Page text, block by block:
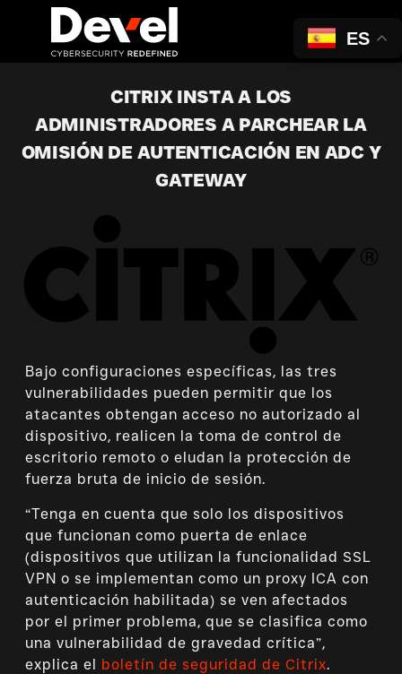
CITRIX INSTA A LOS
ADMINISTRADORES A PARCHEAR LA
OMISIÓN DE AUTENTICACIÓN EN ADC Y
GATEWAY
Bajo configuraciones específicas, las tres
vulnerabilidades pueden permitir que los
atacantes obtengan acceso no autorizado al
dispositivo, realicen la toma de control de
escritorio remoto o eludan la protección de
fuerza bruta de inicio de sesión.
“Tenga en cuenta que solo los dispositivos
que funcionan como puerta de enlace
(dispositivos que utilizan la funcionalidad SSL
VPN o se implementan como un proxy ICA con
autenticación habilitada) se ven afectados
por el primer problema, que se clasifica como
una vulnerabilidad de gravedad crítica”,
explica el boletín de seguridad de Citrix.
ES